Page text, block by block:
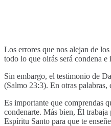
Los errores que nos alejan de
todo lo que oirás será condena
Sin embargo, el testimonio de
(Salmo 23:3). En otras palabras,
Es importante que comprendas
condenarte. Más bien, Él trabaja
Espíritu Santo para que te